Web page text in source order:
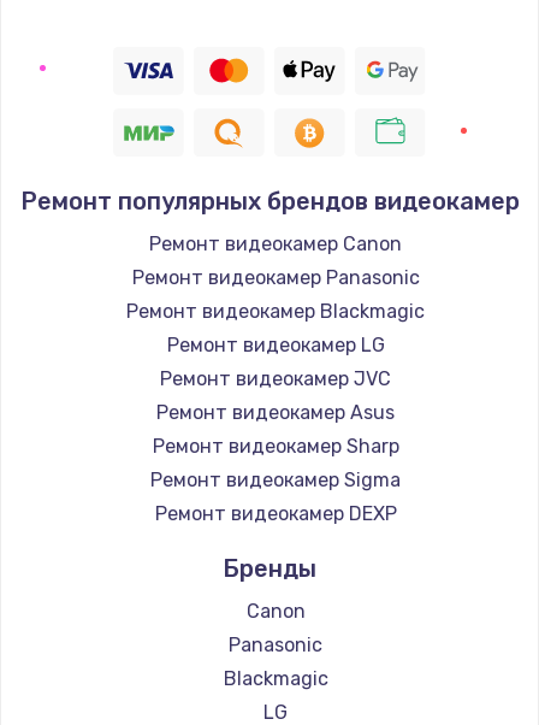
Замена дисплея
Заказать
Прошивка
от 1400 руб.
Заказать
Ремонт электроплаты
от 1200 руб.
Заказать
Ремонт корпуса
от 1250 руб.
Заказать
Настройка Wi-Fi
от 1040 руб.
Заказать
Ремонт популярных брендов видеокамер
Ремонт видеокамер Canon
Ремонт видеокамер Panasonic
Ремонт видеокамер Blackmagic
Ремонт видеокамер LG
Ремонт видеокамер JVC
Ремонт видеокамер Asus
Ремонт видеокамер Sharp
Ремонт видеокамер Sigma
Ремонт видеокамер DEXP
Бренды
Canon
Panasonic
Blackmagic
LG